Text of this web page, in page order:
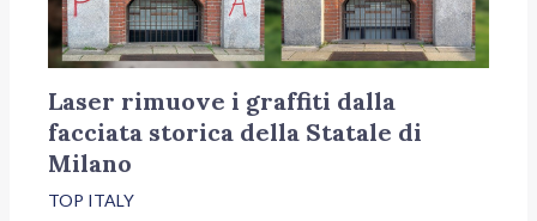
Laser rimuove i graffiti dalla
facciata storica della Statale di
Milano
TOP ITALY